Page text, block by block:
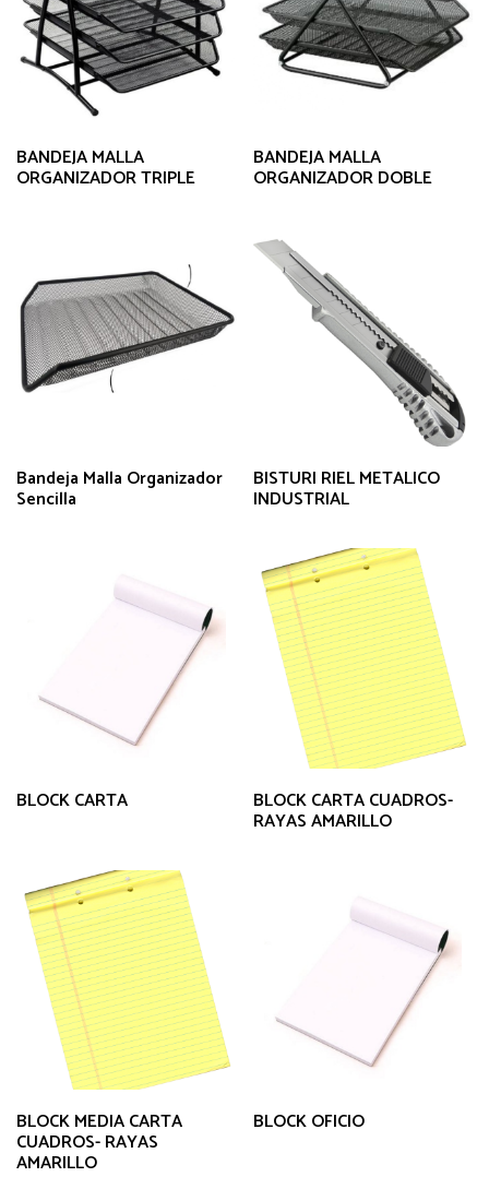
BANDEJA MALLA
ORGANIZADOR TRIPLE
BANDEJA MALLA
ORGANIZADOR DOBLE
Bandeja Malla Organizador
Sencilla
BISTURI RIEL METALICO
INDUSTRIAL
BLOCK CARTA BLOCK CARTA CUADROS-
RAYAS AMARILLO
BLOCK MEDIA CARTA
CUADROS- RAYAS
AMARILLO
BLOCK OFICIO